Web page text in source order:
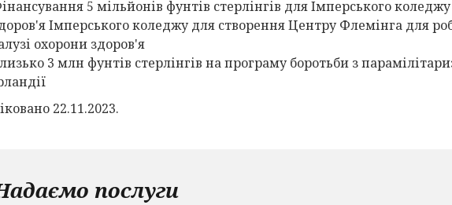
5 мільйонів фунтів стерлінгів для Імперського
Імперського коледжу для створення Центру Флемінга для
охорони здоров'я
3 млн фунтів стерлінгів на програму боротьби з
22.11.2023.
послуги